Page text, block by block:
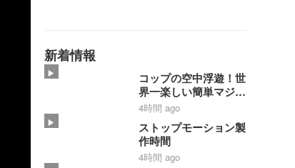
新着情報
コップの空中浮遊！世
界一楽しい簡単マジッ
ク【種明かし】
4時間 ago
ストップモーション製
作時間
4時間 ago